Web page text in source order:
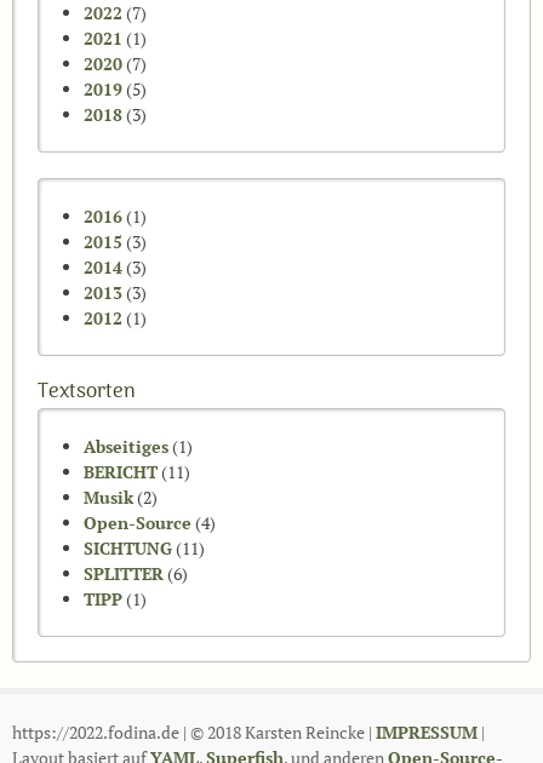
2022 (7)
2021 (1)
2020(7)
2019(5)
2018(3)
2016(1)
2015 (3)
2014(3)
2013(3)
2012 (1)
Textsorten
Abseitiges(1)
BERICHT(11)
Musik(2)
Open-Source (4)
SICHTUNG(11)
SPLITTER (6)
TIPP(1)
https://2022.fodina.de | © 2018 Karsten Reincke | IMPRESSUM |
Layout basiert aufYAML,Superfish, und anderen Open-Source-